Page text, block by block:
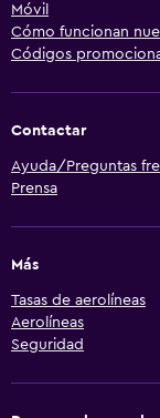
Móvil
Cómo funcionan
Códigos
Contactar
Ayuda/Preguntas
Prensa
Más
Tasas de aerolíneas
Aerolíneas
Seguridad